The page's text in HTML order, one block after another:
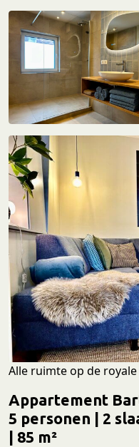
Alle ruimte op de
Appartement
5 personen | 2
| 85 m²